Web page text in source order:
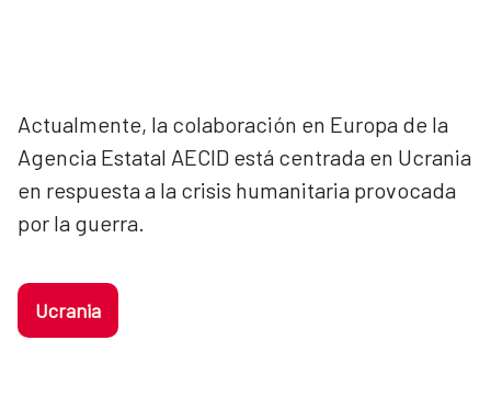
Actualmente, la colaboración en Europa de la
Agencia Estatal AECID está centrada en Ucrania
en respuesta a la crisis humanitaria provocada
por la guerra.
Ucrania